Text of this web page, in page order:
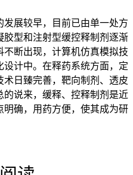
展较早，目前已由单一处方
型和注射型缓控释制剂逐渐
断出现，计算机仿真模拟技
计中。在释药系统方面，定
日臻完善，靶向制剂、透皮
说来，缓释、控释制剂是近
确，用药方便，使其成为研